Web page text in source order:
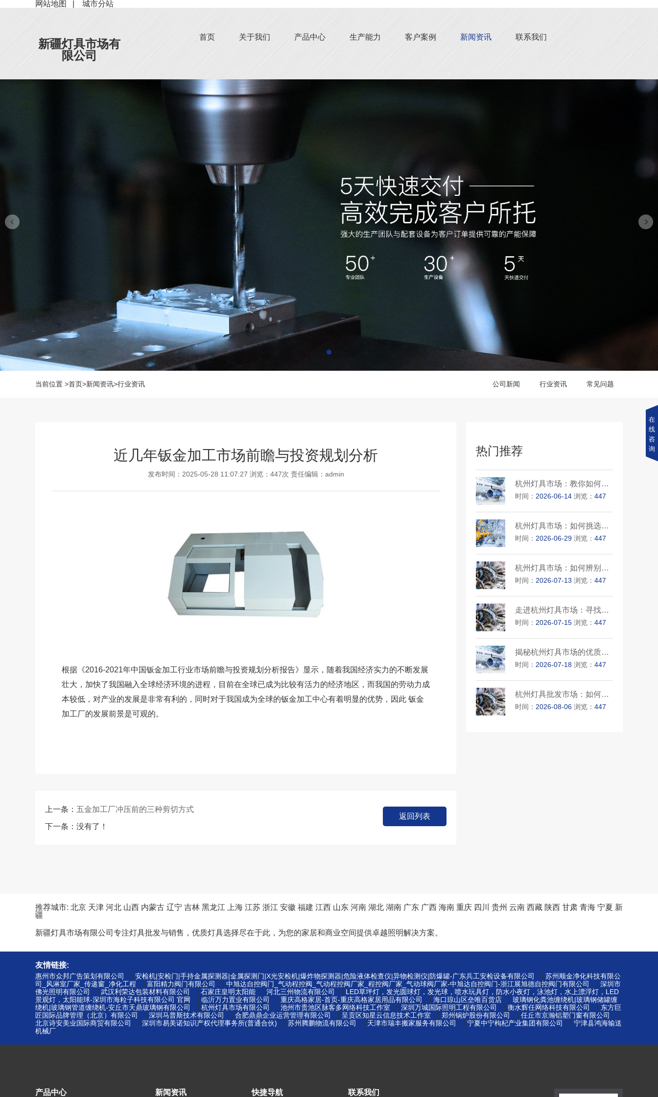
网站地图 城市分站
新疆灯具市场有
限公司
首页 关于我们 产品中心 生产能力 客户案例 新闻资讯 联系我们
当前位置 >首页>新闻资讯>行业资讯 公司新闻 行业资讯 常见问题
近几年钣金加工市场前瞻与投资规划分析
发布时间：2025-05-28 11:07:27 浏览：447次 责任编辑： admin
根据《2016-2021年中国钣金加工行业市场前瞻与投资规划分析报告》显示，随着我国经济实力的不断发展
壮大，加快了我国融入全球经济环境的进程，目前在全球已成为比较有活力的经济地区，而我国的劳动力成
本较低，对产业的发展是非常有利的，同时对于我国成为全球的钣金加工中心有着明显的优势，因此 钣金
加工厂的发展前景是可观的。
上一条： 五金加工厂冲压前的三种剪切方式
下一条：没有了！
返回列表
热门推荐
杭州灯具市场：教你如何鉴别优···
时间： 2026-06-14 浏览：447
杭州灯具市场：如何挑选到质量···
时间： 2026-06-29 浏览：447
杭州灯具市场：如何辨别优质灯···
时间： 2026-07-13 浏览：447
走进杭州灯具市场：寻找最优质···
时间： 2026-07-15 浏览：447
揭秘杭州灯具市场的优质灯具批···
时间： 2026-07-18 浏览：447
杭州灯具批发市场：如何选择性···
时间： 2026-08-06 浏览：447
推荐城市: 北京 天津 河北 山西 内蒙古 辽宁 吉林 黑龙江 上海 江苏 浙江 安徽 福建 江西 山东 河南 湖北 湖南 广东 广西 海南 重庆 四川 贵州 云南 西藏 陕西 甘肃 青海 宁夏 新
疆
新疆灯具市场有限公司专注灯具批发与销售，优质灯具选择尽在于此，为您的家居和商业空间提供卓越照明解决方案。
友情链接:
惠州市众邦广告策划有限公司 安检机|安检门|手持金属探测器|金属探测门|X光安检机|爆炸物探测器|危险液体检查仪|异物检测仪|防爆罐-广东兵工安检设备有限公司
苏州顺金净化科技有限公
司_风淋室厂家_传递窗_净化工程
富阳精力阀门有限公司 中旭达自控阀门_气动程控阀_气动程控阀厂家_程控阀厂家_气动球阀厂家-中旭达自控阀门-浙江展旭德自控阀门有限公司
深圳市
佛光照明有限公司
武汉利荣达包装材料有限公司 石家庄皇明太阳能 河北三州物流有限公司
LED草坪灯，发光圆球灯，发光球，喷水玩具灯，防水小夜灯，泳池灯，水上漂浮灯，LED
景观灯，太阳能球-深圳市海粒子科技有限公司 官网
临沂万力置业有限公司 重庆高格家居-首页-重庆高格家居用品有限公司 海口琼山区垒唯百货店
玻璃钢化粪池缠绕机|玻璃钢储罐缠
绕机|玻璃钢管道缠绕机-安丘市天鼎玻璃钢有限公司
杭州灯具市场有限公司 池州市贵池区脉客多网络科技工作室 深圳万城国际照明工程有限公司 衡水辉任网络科技有限公司
东方巨
匠国际品牌管理（北京）有限公司
深圳马普斯技术有限公司 合肥鼎鼎企业运营管理有限公司 呈贡区知星云信息技术工作室 郑州锅炉股份有限公司 任丘市京瀚铝塑门窗有限公司
北京诗安美业国际商贸有限公司 深圳市易美诺知识产权代理事务所(普通合伙) 苏州腾鹏物流有限公司 天津市瑞丰搬家服务有限公司 宁夏中宁枸杞产业集团有限公司
宁津县鸿海输送
机械厂
产品中心 新闻资讯 快捷导航 联系我们
在
线
咨
询